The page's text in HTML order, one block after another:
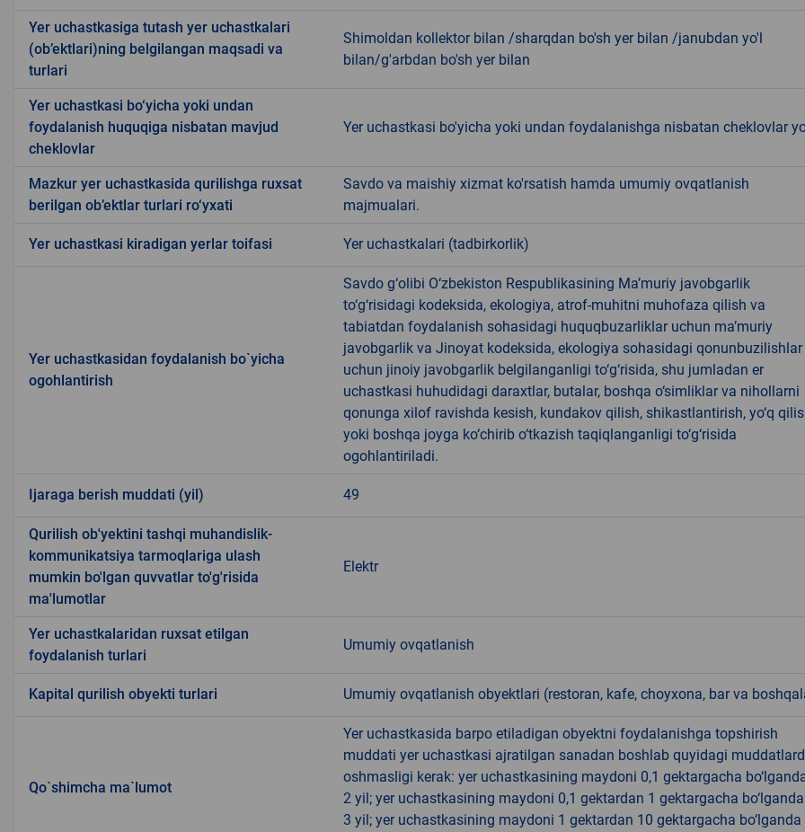
Yer uchastkasiga tutash yer uchastkalari
(ob’ektlari)ning belgilangan maqsadi va
turlari
Shimoldan kollektor bilan /sharqdan bo'sh yer bilan /janubdan yo'l
bilan/g'arbdan bo'sh yer bilan
Yer uchastkasi bo‘yicha yoki undan
foydalanish huquqiga nisbatan mavjud
cheklovlar
Yer uchastkasi bo'yicha yoki undan foydalanishga nisbatan cheklovlar
Mazkur yer uchastkasida qurilishga ruxsat
berilgan ob’ektlar turlari ro‘yxati
Savdo va maishiy xizmat ko'rsatish hamda umumiy ovqatlanish
majmualari.
Yer uchastkasi kiradigan yerlar toifasi Yer uchastkalari (tadbirkorlik)
Yer uchastkasidan foydalanish bo`yicha
ogohlantirish
Savdo g‘olibi O‘zbekiston Respublikasining Ma’muriy javobgarlik
to‘g‘risidagi kodeksida, ekologiya, atrof-muhitni muhofaza qilish va
tabiatdan foydalanish sohasidagi huquqbuzarliklar uchun ma’muriy
javobgarlik va Jinoyat kodeksida, ekologiya sohasidagi qonunbuzilishlar
uchun jinoiy javobgarlik belgilanganligi to‘g‘risida, shu jumladan er
uchastkasi huhudidagi daraxtlar, butalar, boshqa o‘simliklar va nihollarni
qonunga xilof ravishda kesish, kundakov qilish, shikastlantirish, yo‘q
yoki boshqa joyga ko‘chirib o‘tkazish taqiqlanganligi to‘g‘risida
ogohlantiriladi.
Ijaraga berish muddati (yil) 49
Qurilish ob'yektini tashqi muhandislik-
kommunikatsiya tarmoqlariga ulash
mumkin bo'lgan quvvatlar to'g'risida
ma'lumotlar
Elektr
Yer uchastkalaridan ruxsat etilgan
foydalanish turlari
Umumiy ovqatlanish
Kapital qurilish obyekti turlari Umumiy ovqatlanish obyektlari (restoran, kafe, choyxona, bar va
Qo`shimcha ma`lumot
Yer uchastkasida barpo etiladigan obyektni foydalanishga topshirish
muddati yer uchastkasi ajratilgan sanadan boshlab quyidagi
oshmasligi kerak: yer uchastkasining maydoni 0,1 gektargacha
2 yil; yer uchastkasining maydoni 0,1 gektardan 1 gektargacha
3 yil; yer uchastkasining maydoni 1 gektardan 10 gektargacha